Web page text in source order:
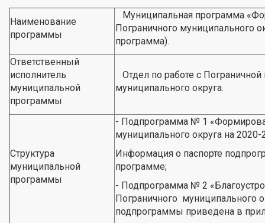
Наименование
программы
Муниципальная программа
Пограничного муниципального
программа).
Ответственный
исполнитель
муниципальной
программы
Отдел по работе с
муниципального округа.
Структура
муниципальной
программы
- Подпрограмма № 1
муниципального округа на
Информация о паспорте
программе;
- Подпрограмма № 2
Пограничного муниципального
подпрограммы приведена в